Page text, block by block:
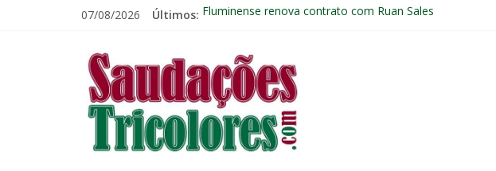
07/08/2026 Últimos: Fluminense renova contrato com Ruan Sales
Ventos fortes adiam clássico entre Fluminense e
Público geral já pode garantir ingresso para Fluminense
Saudações
Tricolores